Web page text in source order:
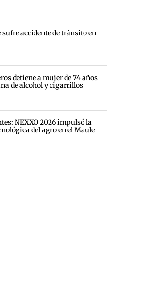
sufre accidente de tránsito en
detiene a mujer de 74 años
de alcohol y cigarrillos
NEXXO 2026 impulsó la
del agro en el Maule